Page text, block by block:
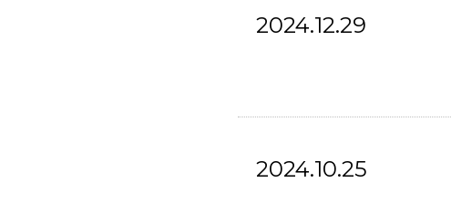
2024.12.29
2024.10.25